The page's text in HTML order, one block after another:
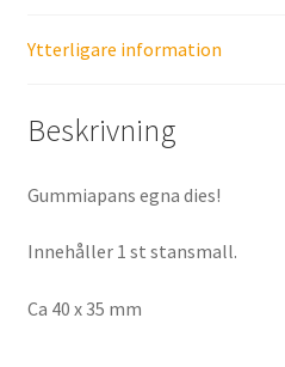
Ytterligare information
Beskrivning
Gummiapans egna dies!
Innehåller 1 st stansmall.
Ca 40 x 35 mm